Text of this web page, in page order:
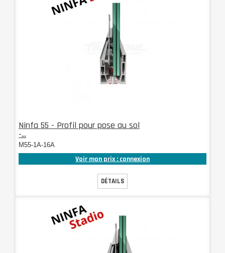
Ninfa 55 - Profil pour pose au sol
-...
M55-1A-16A
Voir mon prix : connexion
DÉTAILS